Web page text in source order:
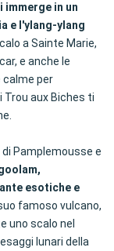
in un
e l'ylang-ylang
a Sainte Marie,
e anche le
per
Trou aux Biches ti
Pamplemousse e
esotiche e
famoso vulcano,
uno scalo nel
lunari della